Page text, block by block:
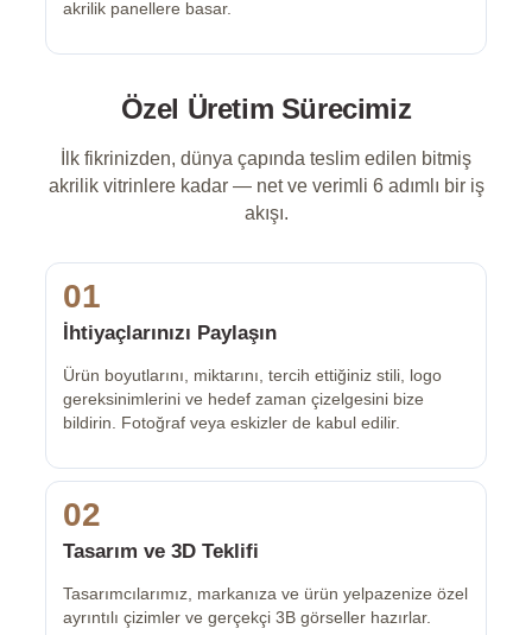
akrilik panellere basar.
Özel Üretim Sürecimiz
İlk fikrinizden, dünya çapında teslim edilen bitmiş
akrilik vitrinlere kadar — net ve verimli 6 adımlı bir iş
akışı.
01
İhtiyaçlarınızı Paylaşın
Ürün boyutlarını, miktarını, tercih ettiğiniz stili, logo
gereksinimlerini ve hedef zaman çizelgesini bize
bildirin. Fotoğraf veya eskizler de kabul edilir.
02
Tasarım ve 3D Teklifi
Tasarımcılarımız, markanıza ve ürün yelpazenize özel
ayrıntılı çizimler ve gerçekçi 3B görseller hazırlar.